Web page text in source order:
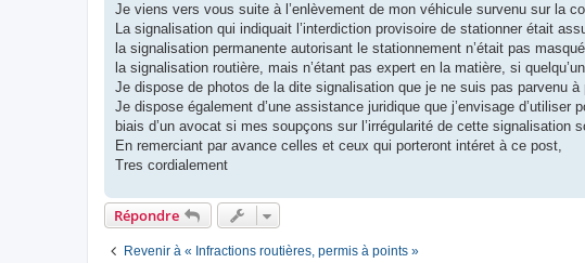
a
g
Je viens vers vous suite à l’enlèvement de mon véhicule survenu sur la
La signalisation qui indiquait l’interdiction provisoire de stationner était
la signalisation permanente autorisant le stationnement n’était pas
la signalisation routière, mais n’étant pas expert en la matière, si
Je dispose de photos de la dite signalisation que je ne suis pas parvenu
Je dispose également d’une assistance juridique que j’envisage
biais d’un avocat si mes soupçons sur l’irrégularité de cette signalisation
En remerciant par avance celles et ceux qui porteront intéret à ce post,
Tres cordialement
Répondre
Revenir à « Infractions routières, permis à points »